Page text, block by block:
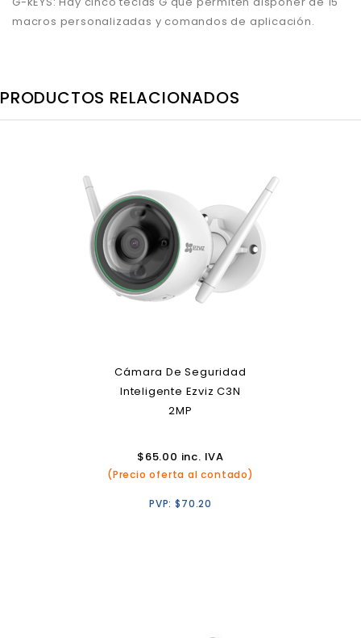
macros personalizadas y comandos de aplicación.
PRODUCTOS RELACIONADOS
Cámara De Seguridad
Inteligente Ezviz C3N
2MP
$65.00 inc. IVA
(Precio oferta al contado)
PVP:$70.20